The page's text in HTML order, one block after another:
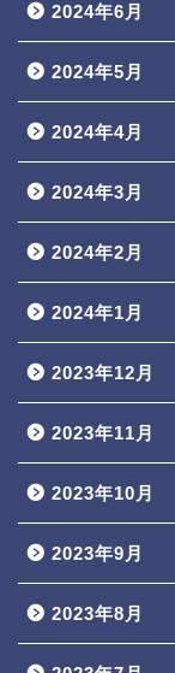
2024年6月
2024年5月
2024年4月
2024年3月
2024年2月
2024年1月
2023年12月
2023年11月
2023年10月
2023年9月
2023年8月